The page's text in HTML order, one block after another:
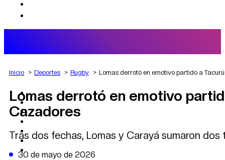
AGRO
DEPORTES
ECONOMÍA
CAMBIO CLIMÁTICO
DATA FIRME
DE LA TRIBUNA TV
Inicio Deportes Rugby Lomas derrotó en emotivo partido a
Lomas derrotó en emotivo
Cazadores
Tras dos fechas, Lomas y Carayá sumaron
30 de mayo de 2026